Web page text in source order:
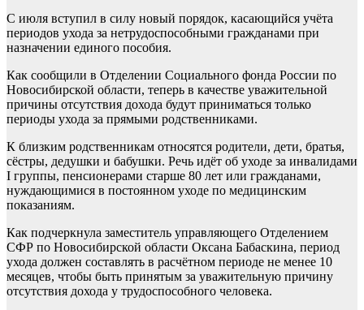
С июля вступил в силу новый порядок, касающийся учёта
периодов ухода за нетрудоспособными гражданами при
назначении единого пособия.
Как сообщили в Отделении Социального фонда России по
Новосибирской области, теперь в качестве уважительной
причины отсутствия дохода будут приниматься только
периоды ухода за прямыми родственниками.
К близким родственникам относятся родители, дети, братья,
сёстры, дедушки и бабушки. Речь идёт об уходе за инвалидами
I группы, пенсионерами старше 80 лет или гражданами,
нуждающимися в постоянном уходе по медицинским
показаниям.
Как подчеркнула заместитель управляющего Отделением
СФР по Новосибирской области Оксана Бабаскина, период
ухода должен составлять в расчётном периоде не менее 10
месяцев, чтобы быть принятым за уважительную причину
отсутствия дохода у трудоспособного человека.